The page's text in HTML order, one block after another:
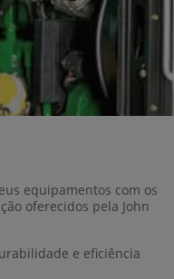
equipamentos com os
oferecidos pela John
e eficiência